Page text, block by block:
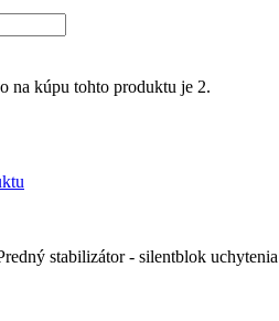
na kúpu tohto produktu je 2.
stabilizátor - silentblok uchytenia